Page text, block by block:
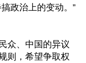
政治上的变动。”
众、中国的异议
则，希望争取权